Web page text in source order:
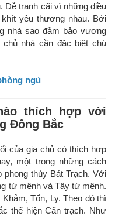
Dễ tranh cãi vì những điều
yêu thương nhau. Bởi
nhà sao đảm bảo vượng
nhà cần đặc biệt chú
ngủ
thích hợp với
Đông Bắc
của gia chủ có thích hợp
một trong những cách
thủy Bát Trạch. Với
tứ mệnh và Tây tứ mệnh.
Tốn, Ly. Theo đó thì
thể hiện Cấn trạch. Như